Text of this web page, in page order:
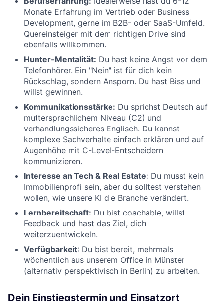
Monate Erfahrung im Vertrieb oder Business
Development, gerne im B2B- oder SaaS-Umfeld.
Quereinsteiger mit dem richtigen Drive sind
ebenfalls willkommen.
Hunter-Mentalität: Du hast keine Angst vor dem
Telefonhörer. Ein "Nein" ist für dich kein
Rückschlag, sondern Ansporn. Du hast Biss und
willst gewinnen.
Kommunikationsstärke: Du sprichst Deutsch auf
muttersprachlichem Niveau (C2) und
verhandlungssicheres Englisch. Du kannst
komplexe Sachverhalte einfach erklären und auf
Augenhöhe mit C-Level-Entscheidern
kommunizieren.
Interesse an Tech & Real Estate: Du musst kein
Immobilienprofi sein, aber du solltest verstehen
wollen, wie unsere KI die Branche verändert.
Lernbereitschaft: Du bist coachable, willst
Feedback und hast das Ziel, dich
weiterzuentwickeln.
Verfügbarkeit: Du bist bereit, mehrmals
wöchentlich aus unserem Office in Münster
(alternativ perspektivisch in Berlin) zu arbeiten.
Dein Einstiegstermin und Einsatzort